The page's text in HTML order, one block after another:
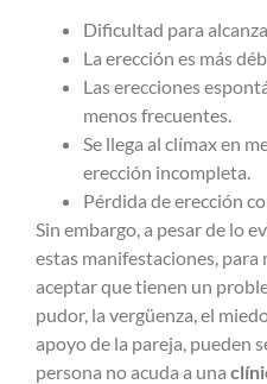
Dificultad para
La erección es más
Las erecciones
menos frecuentes.
Se llega al clímax en
erección incompleta.
Pérdida de erección
Sin embargo, a pesar de lo
estas manifestaciones,
aceptar que tienen un
pudor, la vergüenza, el
apoyo de la pareja, pueden
persona no acuda a una